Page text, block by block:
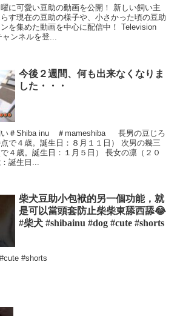
に可愛い豆助の動画を公開！ 新しい飼い主
す現在の豆助の様子や、小さかった頃の豆助
を集めた動画を中心に配信中！ Television
ンネルを登...
今後２週間、何も出来なくなりま
した・・・
い＃Shiba inu ＃mameshiba 長男の豆じろ
で４歳。誕生日：８月１１日） 次男の幾三
で４歳。誕生日：１月５日） 長女の凛（２０
誕生日...
柴犬豆助小包袱的另一個功能，就
是可以當頭套防止柴柴東舔西舔😂
#柴犬 #shibainu #dog #cute #shorts
#shorts